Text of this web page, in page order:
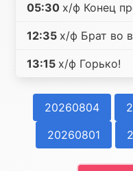
05:30 х/ф Конец
12:35 х/ф Брат во
13:15 х/ф Горько!
20260804
20260801